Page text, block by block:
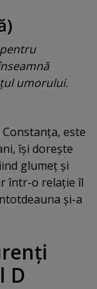
umorului.
este
îşi doreşte
glumeţ şi
într-o relaţie îl
şi-a
D